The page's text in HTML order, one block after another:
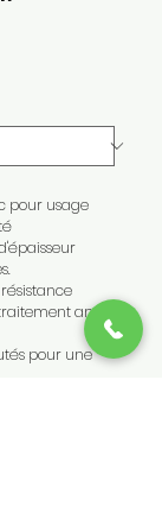
pour usage
anti-
pour une